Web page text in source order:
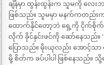
ချိန်မှာ ထွန်းထွန်းက သူမကို လေးဘ
ဖြစ်သည်။ သူမမှာ မနက်ကတည်း
ထောက်နိုင်တော့ဘဲ ရှေ့ကို ငိုက်စိုက်က
လိုက် ခိုင်နှင်းဖင်ကို ဆော်နေသည်။
ပြောသည်။ မိုးယုလည်း အောင့်
မို့ စိတ်က ခပ်ပါပါ ဖြစ်နေသည်။